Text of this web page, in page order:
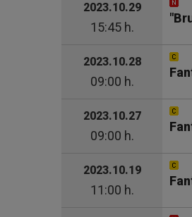
2023.10.29
15:45 h.
2023.10.28
09:00 h.
2023.10.27
09:00 h.
2023.10.19
11:00 h.